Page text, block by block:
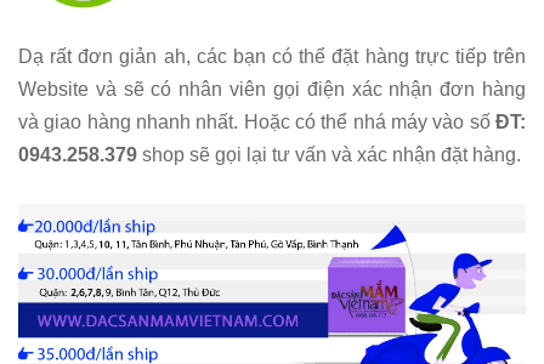
Dạ rất đơn giản ah, các bạn có thể đặt hàng trực tiếp trên
Website và sẽ có nhân viên gọi điện xác nhận đơn hàng
và giao hàng nhanh nhất. Hoặc có thể nhá máy vào số ĐT:
0943.258.379 shop sẽ gọi lại tư vấn và xác nhận đặt hàng.